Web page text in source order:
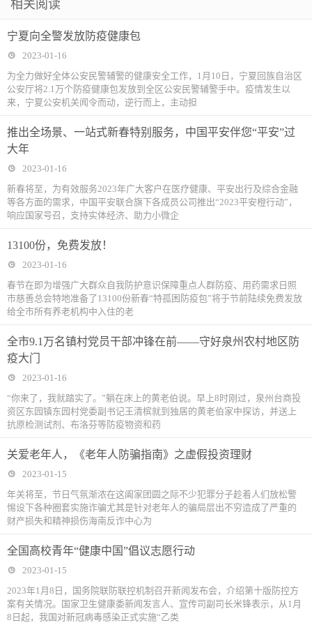
相关阅读
宁夏向全警发放防疫健康包
2023-01-16
为全力做好全体公安民警辅警的健康安全工作，1月10日，宁夏回族自治区
公安厅将2.1万个防疫健康包发放到全区公安民警辅警手中。疫情发生以
来，宁夏公安机关闻令而动，逆行而上，主动担
推出全场景、一站式新春特别服务，中国平安伴您“平安”过
大年
2023-01-16
新春将至，为有效服务2023年广大客户在医疗健康、平安出行及综合金融
等各方面的需求，中国平安联合旗下各成员公司推出“2023平安橙行动”，
响应国家号召，支持实体经济、助力小微企
​13100份，免费发放！
2023-01-16
春节在即为增强广大群众自我防护意识保障重点人群防疫、用药需求日照
市慈善总会特地准备了13100份新春“特孤困防疫包”将于节前陆续免费发放
给全市所有养老机构中入住的老
全市9.1万名镇村党员干部冲锋在前——守好泉州农村地区防
疫大门
2023-01-16
“你来了，我就踏实了。”躺在床上的黄老伯说。早上8时刚过，泉州台商投
资区东园镇东园村党委副书记王清槟就到独居的黄老伯家中探访，并送上
抗原检测试剂、布洛芬等防疫物资和药
关爱老年人，《老年人防骗指南》之虚假投资理财
2023-01-15
年关将至，节日气氛渐浓在这阖家团圆之际不少犯罪分子趁着人们放松警
惕设下各种圈套实施诈骗尤其是针对老年人的骗局层出不穷造成了严重的
财产损失和精神损伤海南反诈中心为
全国高校青年“健康中国”倡议志愿行动
2023-01-15
2023年1月8日，国务院联防联控机制召开新闻发布会，介绍第十版防控方
案有关情况。国家卫生健康委新闻发言人、宣传司副司长米锋表示，从1月
8日起，我国对新冠病毒感染正式实施“乙类